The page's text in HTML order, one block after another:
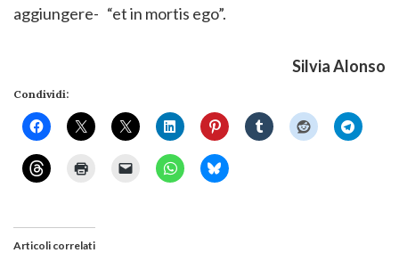
aggiungere- “et in mortis ego”.
Silvia Alonso
Condividi:
Articoli correlati